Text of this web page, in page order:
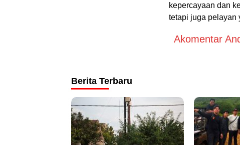
kepercayaan dan
tetapi juga pelayan
Akomentar
Berita Terbaru